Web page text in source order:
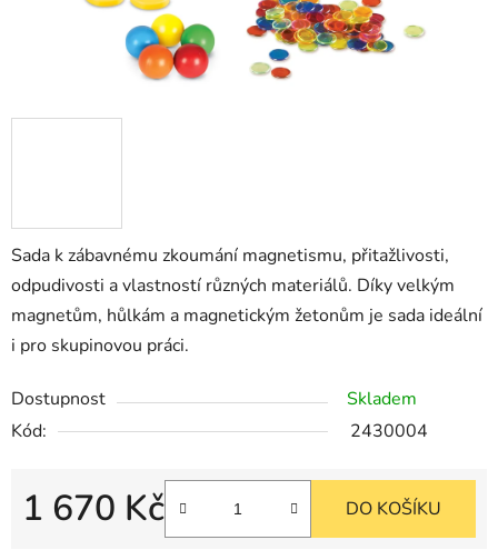
Sada k zábavnému zkoumání magnetismu, přitažlivosti,
odpudivosti a vlastností různých materiálů. Díky velkým
magnetům, hůlkám a magnetickým žetonům je sada ideální
i pro skupinovou práci.
Dostupnost
Skladem
Kód:
2430004
1 670 Kč DO KOŠÍKU